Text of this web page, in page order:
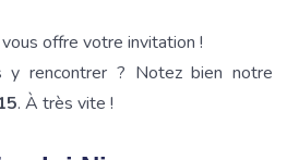
offre votre invitation !
y rencontrer ? Notez bien notre
. À très vite !